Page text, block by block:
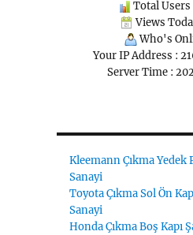
Total Users
Views
Who's
Your IP Address :
Server Time :
Kleemann Çıkma Yedek
Sanayi
Toyota Çıkma Sol Ön
Sanayi
Honda Çıkma Boş Kapı